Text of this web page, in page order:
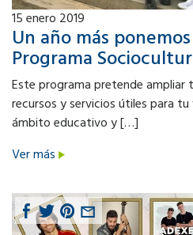
15enero 2019
Un año más
Programa
Este programa pretende
recursos y servicios útiles para
ámbito educativo y […]
Ver más